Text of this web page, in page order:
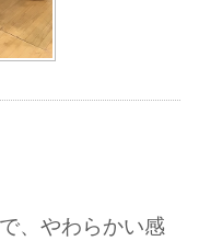
、やわらかい感